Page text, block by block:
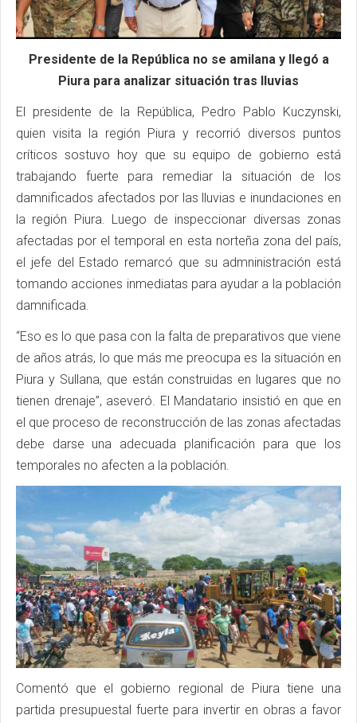
Presidente de la República no se amilana y llegó a
Piura para analizar situación tras lluvias
El presidente de la República, Pedro Pablo Kuczynski,
quien visita la región Piura y recorrió diversos puntos
críticos sostuvo hoy que su equipo de gobierno está
trabajando fuerte para remediar la situación de los
damnificados afectados por las lluvias e inundaciones en
la región Piura. Luego de inspeccionar diversas zonas
afectadas por el temporal en esta norteña zona del país,
el jefe del Estado remarcó que su admninistración está
tomando acciones inmediatas para ayudar a la población
damnificada.
“Eso es lo que pasa con la falta de preparativos que viene
de años atrás, lo que más me preocupa es la situación en
Piura y Sullana, que están construidas en lugares que no
tienen drenaje”, aseveró. El Mandatario insistió en que en
el que proceso de reconstrucción de las zonas afectadas
debe darse una adecuada planificación para que los
temporales no afecten a la población.
Comentó que el gobierno regional de Piura tiene una
partida presupuestal fuerte para invertir en obras a favor